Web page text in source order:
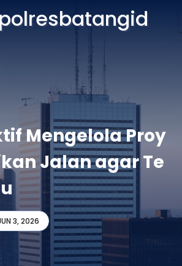
Mengelola Proy
Jalan agar Te
3, 2026